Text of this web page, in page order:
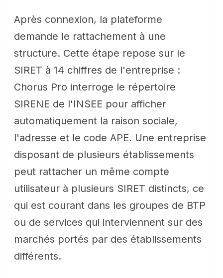
Après connexion, la plateforme
demande le rattachement à une
structure. Cette étape repose sur le
SIRET à 14 chiffres de l'entreprise :
Chorus Pro interroge le répertoire
SIRENE de l'INSEE pour afficher
automatiquement la raison sociale,
l'adresse et le code APE. Une entreprise
disposant de plusieurs établissements
peut rattacher un même compte
utilisateur à plusieurs SIRET distincts, ce
qui est courant dans les groupes de BTP
ou de services qui interviennent sur des
marchés portés par des établissements
différents.